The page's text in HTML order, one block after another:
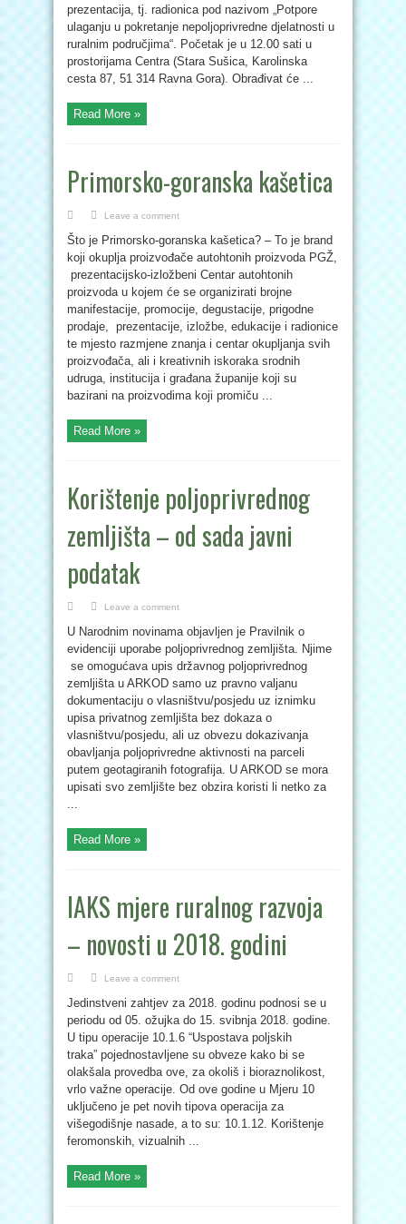
prezentacija, tj. radionica pod nazivom „Potpore
ulaganju u pokretanje nepoljoprivredne djelatnosti u
ruralnim područjima“. Početak je u 12.00 sati u
prostorijama Centra (Stara Sušica, Karolinska
cesta 87, 51 314 Ravna Gora). Obrađivat će ...
Read More »
Primorsko-goranska kašetica
Leave a comment
Što je Primorsko-goranska kašetica? – To je brand
koji okuplja proizvođače autohtonih proizvoda PGŽ,
prezentacijsko-izložbeni Centar autohtonih
proizvoda u kojem će se organizirati brojne
manifestacije, promocije, degustacije, prigodne
prodaje, prezentacije, izložbe, edukacije i radionice
te mjesto razmjene znanja i centar okupljanja svih
proizvođača, ali i kreativnih iskoraka srodnih
udruga, institucija i građana županije koji su
bazirani na proizvodima koji promiču ...
Read More »
Korištenje poljoprivrednog
zemljišta – od sada javni
podatak
Leave a comment
U Narodnim novinama objavljen je Pravilnik o
evidenciji uporabe poljoprivrednog zemljišta. Njime
se omogućava upis državnog poljoprivrednog
zemljišta u ARKOD samo uz pravno valjanu
dokumentaciju o vlasništvu/posjedu uz iznimku
upisa privatnog zemljišta bez dokaza o
vlasništvu/posjedu, ali uz obvezu dokazivanja
obavljanja poljoprivredne aktivnosti na parceli
putem geotagiranih fotografija. U ARKOD se mora
upisati svo zemljište bez obzira koristi li netko za
...
Read More »
IAKS mjere ruralnog razvoja
– novosti u 2018. godini
Leave a comment
Jedinstveni zahtjev za 2018. godinu podnosi se u
periodu od 05. ožujka do 15. svibnja 2018. godine.
U tipu operacije 10.1.6 “Uspostava poljskih
traka” pojednostavljene su obveze kako bi se
olakšala provedba ove, za okoliš i bioraznolikost,
vrlo važne operacije. Od ove godine u Mjeru 10
uključeno je pet novih tipova operacija za
višegodišnje nasade, a to su: 10.1.12. Korištenje
feromonskih, vizualnih ...
Read More »